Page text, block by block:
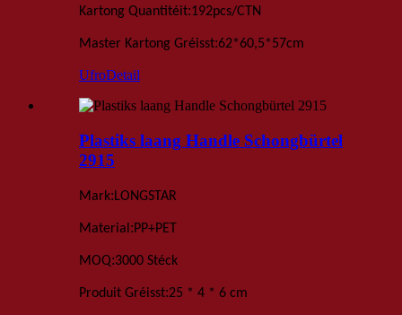
Kartong Quantitéit:192pcs/CTN
Master Kartong Gréisst:62*60,5*57cm
UfroDetail
Plastiks laang Handle Schongbürtel
2915
Mark:LONGSTAR
Material :PP+PET
MOQ:3000 Stéck
Produit Gréisst:25 * 4 * 6 cm